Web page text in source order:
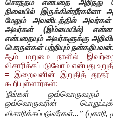
சொந்தம் என்பதை அறிந்து
நிலையில்
மேலும் அவனிடத்தில்
அவர்கள் (இம்மையில்) என்ன
என்பதையும் அவர்களுக்கு
பொருள்கள் பற்றியும் நன்கறிபவன்.
ஆம் மறுமை நாளில் இவற்றை
விசாரிக்கப்படுவோம் என்பது
= இறைவனின் இறுதித்
கூறியுள்ளார்கள்:
'நீங்கள் ஒவ்வொருவரும்
ஒவ்வொருவரின்
விசாரிக்கப்படுவீர்கள்...” (புகாரி,